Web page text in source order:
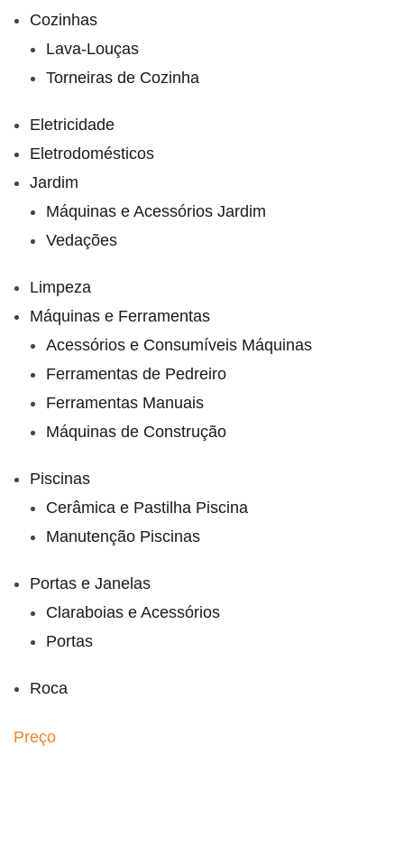
Cozinhas
Lava-Louças
Torneiras de Cozinha
Eletricidade
Eletrodomésticos
Jardim
Máquinas e Acessórios Jardim
Vedações
Limpeza
Máquinas e Ferramentas
Acessórios e Consumíveis Máquinas
Ferramentas de Pedreiro
Ferramentas Manuais
Máquinas de Construção
Piscinas
Cerâmica e Pastilha Piscina
Manutenção Piscinas
Portas e Janelas
Claraboias e Acessórios
Portas
Roca
Preço